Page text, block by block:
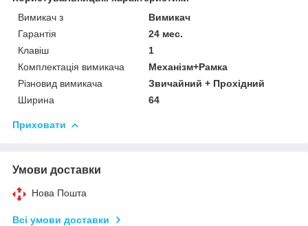
Вимикач з
Вимикач
Гарантія
24 мес.
Клавіш
1
Комплектація вимикача
Механізм+Рамка
Різновид вимикача
Звичайний + Прохідний
Ширина
64
Приховати
Умови доставки
Нова Пошта
Всі умови доставки